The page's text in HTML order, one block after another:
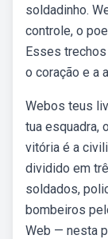
soldadinho.
controle, o
Esses
o coração e a
Webos teus
tua esquadra,
vitória é a
dividido em
soldados,
bombeiros
Web — nesta